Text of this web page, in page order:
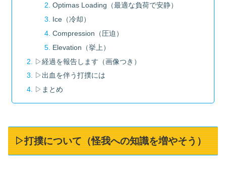
Optimas Loading（最適な負荷で安静）
Ice（冷却）
Compression（圧迫）
Elevation（挙上）
▷経過を報告します（画像つき）
▷出血を伴う打撲には
▷まとめ
▷打撲について（怪我への知識を増やそう）